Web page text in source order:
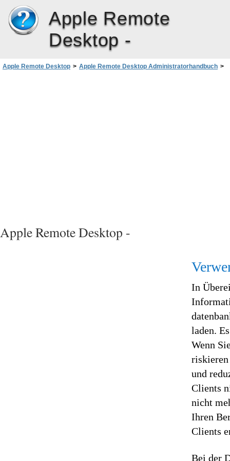
Apple Remote
Desktop -
Apple Remote Desktop > Apple Remote Desktop Administratorhandbuch >
Apple Remote Desktop -
In
laden.
Wenn
riskieren
und
Clients
nicht
Ihren
Clients
Bei der